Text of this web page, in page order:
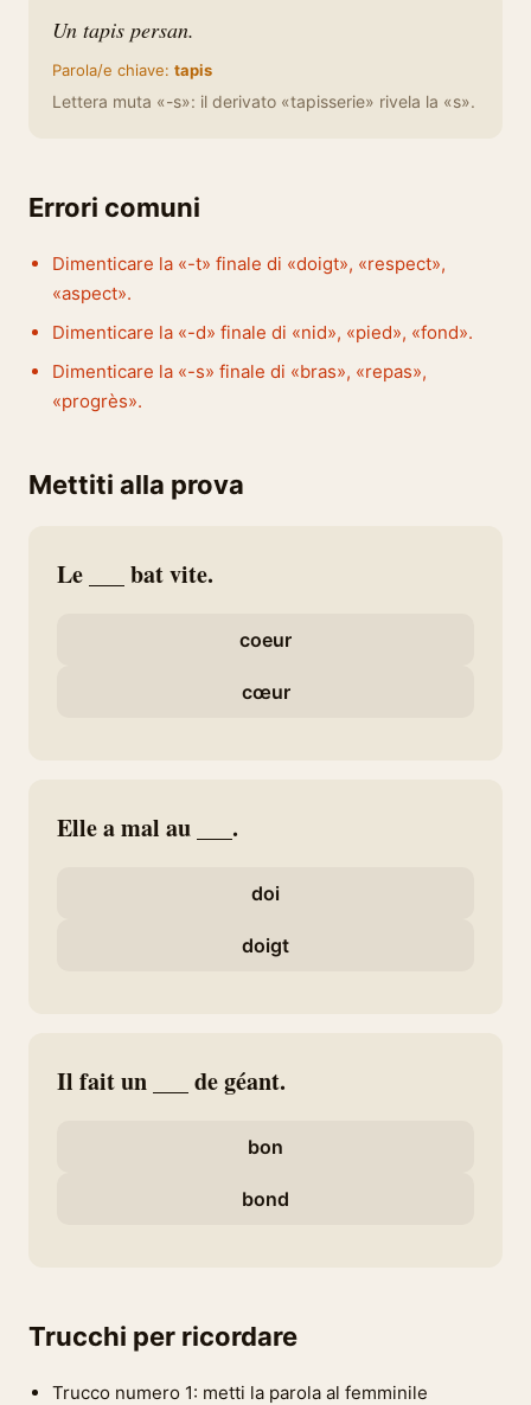
Un tapis persan.
Parola/e chiave: tapis
Lettera muta «-s»: il derivato «tapisserie» rivela la «s».
Errori comuni
Dimenticare la «-t» finale di «doigt», «respect»,
«aspect».
Dimenticare la «-d» finale di «nid», «pied», «fond».
Dimenticare la «-s» finale di «bras», «repas»,
«progrès».
Mettiti alla prova
Le ___ bat vite.
coeur
cœur
Elle a mal au ___.
doi
doigt
Il fait un ___ de géant.
bon
bond
Trucchi per ricordare
Trucco numero 1: metti la parola al femminile